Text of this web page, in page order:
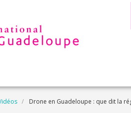
Drone en Guadeloupe : que dit la